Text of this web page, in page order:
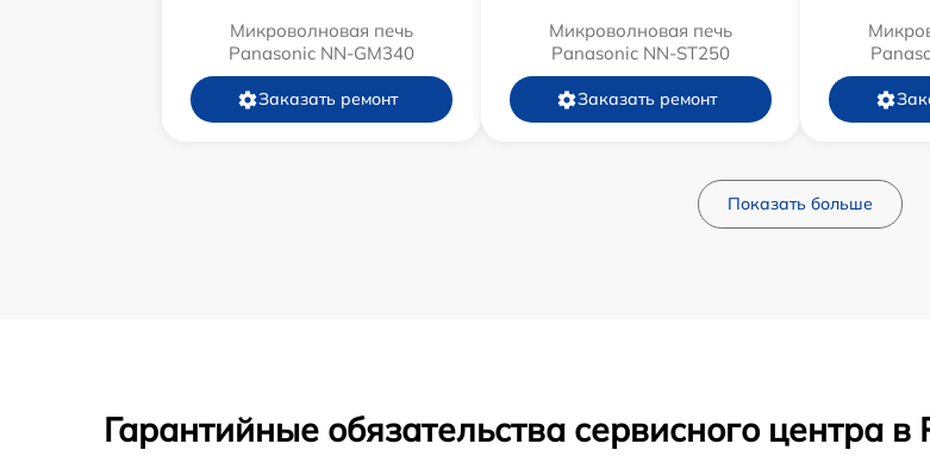
Микроволновая печь
Panasonic NN-GM340
Заказать ремонт
Микроволновая печь
Panasonic NN-ST250
Заказать ремонт
Показать больше
Гарантийные обязательства сервисного центра